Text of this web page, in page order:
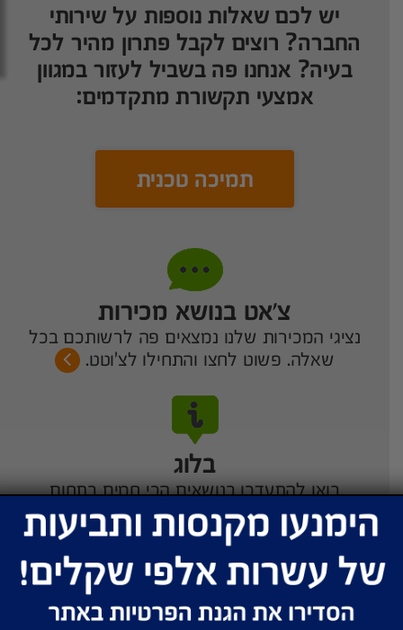
יש לכם שאלות נוספות על שירותי
החברה? רוצים לקבל פתרון מהיר לכל
בעיה? אנחנו פה בשביל לעזור במגוון
אמצעי תקשורת מתקדמים:
תמיכה טכנית
צ’אט בנושא מכירות
נציגי המכירות שלנו נמצאים פה לרשותכם בכל
שאלה. פשוט לחצו והתחילו לצ'וטט.
בלוג
בואו להתעדכן בנושאים הכי חמים בתחום
הדומיינים, האחסון, התבניות ושירותי האינטרנט.
קראו כתבות, השתתפו בדיונים ועקבו אחר מאמרים
של אנשי המקצוע המובילים בארץ.